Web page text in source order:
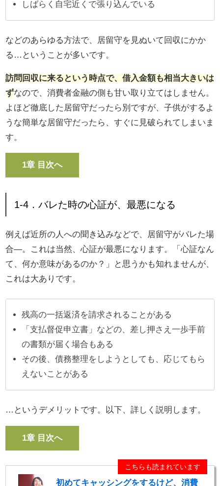
しばらく自宅近くで張り込んでいる
などのあらゆる方法で、居留守を見ぬいて回収にかか
る…ということが多いです。
訪問回収に来るという時点で、借入金額も相当大きいは
ずなので、消費者金融の側も甘い取り立てはしません。
よほど徹底した居留守だったら別ですが、子供がするよ
うな簡単な居留守だったら、すぐに見破られてしまいま
す。
1章 目次へ
1-4．バレた時の心証が、最悪になる
例えば近所の人への聞き込みなどで、居留守がバレた場
合―。これは当然、心証が最悪になります。「心証なん
て、何か意味があるのか？」と思うかも知れませんが、
これは大ありです。
残高の一括返済を請求されることがある
「支払督促申立書」などの、差し押さえ一歩手前
の書類が届く場合もある
その後、債務整理をしようとしても、応じてもら
えないことがある
…というデメリットです。以下、詳しく説明します。
1章 目次へ
こちらも読まれています
初めてキャッシングをするけど、消費